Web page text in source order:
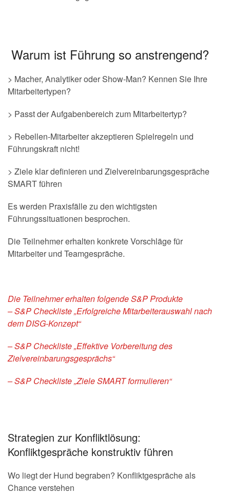
Warum ist Führung so anstrengend?
> Macher, Analytiker oder Show-Man? Kennen Sie Ihre
Mitarbeitertypen?
> Passt der Aufgabenbereich zum Mitarbeitertyp?
> Rebellen-Mitarbeiter akzeptieren Spielregeln und
Führungskraft nicht!
> Ziele klar definieren und Zielvereinbarungsgespräche
SMART führen
Es werden Praxisfälle zu den wichtigsten
Führungssituationen besprochen.
Die Teilnehmer erhalten konkrete Vorschläge für
Mitarbeiter und Teamgespräche.
Die Teilnehmer erhalten folgende S&P Produkte
– S&P Checkliste „Erfolgreiche Mitarbeiterauswahl nach
dem DISG-Konzept“
– S&P Checkliste „Effektive Vorbereitung des
Zielvereinbarungsgesprächs“
– S&P Checkliste „Ziele SMART formulieren“
Strategien zur Konfliktlösung:
Konfliktgespräche konstruktiv führen
Wo liegt der Hund begraben? Konfliktgespräche als
Chance verstehen